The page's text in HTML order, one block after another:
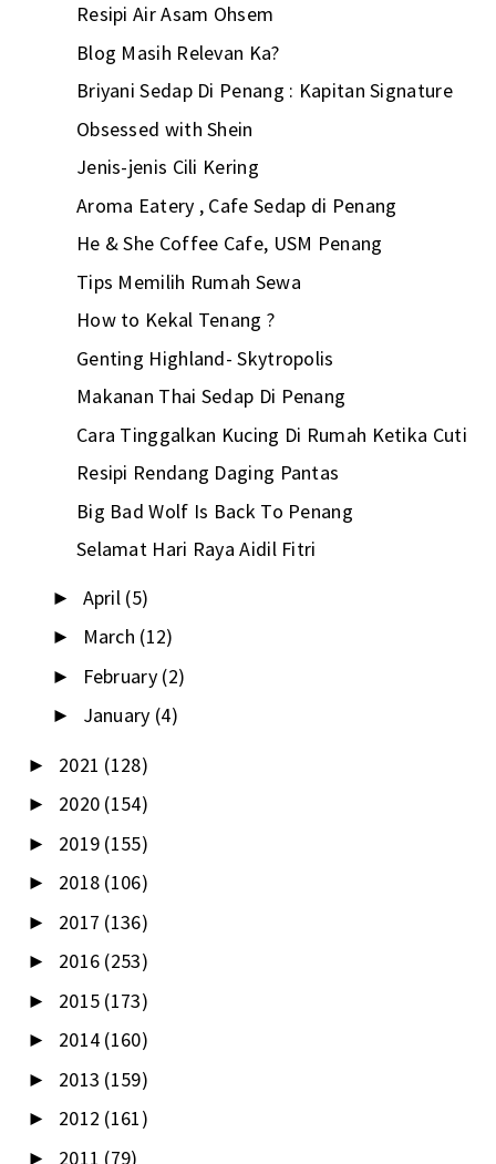
Resipi Air Asam Ohsem
Blog Masih Relevan Ka?
Briyani Sedap Di Penang : Kapitan Signature
Obsessed with Shein
Jenis-jenis Cili Kering
Aroma Eatery , Cafe Sedap di Penang
He & She Coffee Cafe, USM Penang
Tips Memilih Rumah Sewa
How to Kekal Tenang ?
Genting Highland- Skytropolis
Makanan Thai Sedap Di Penang
Cara Tinggalkan Kucing Di Rumah Ketika Cuti
Resipi Rendang Daging Pantas
Big Bad Wolf Is Back To Penang
Selamat Hari Raya Aidil Fitri
► April (5)
► March (12)
► February (2)
► January (4)
► 2021 (128)
► 2020 (154)
► 2019 (155)
► 2018 (106)
► 2017 (136)
► 2016 (253)
► 2015 (173)
► 2014 (160)
► 2013 (159)
► 2012 (161)
► 2011 (79)